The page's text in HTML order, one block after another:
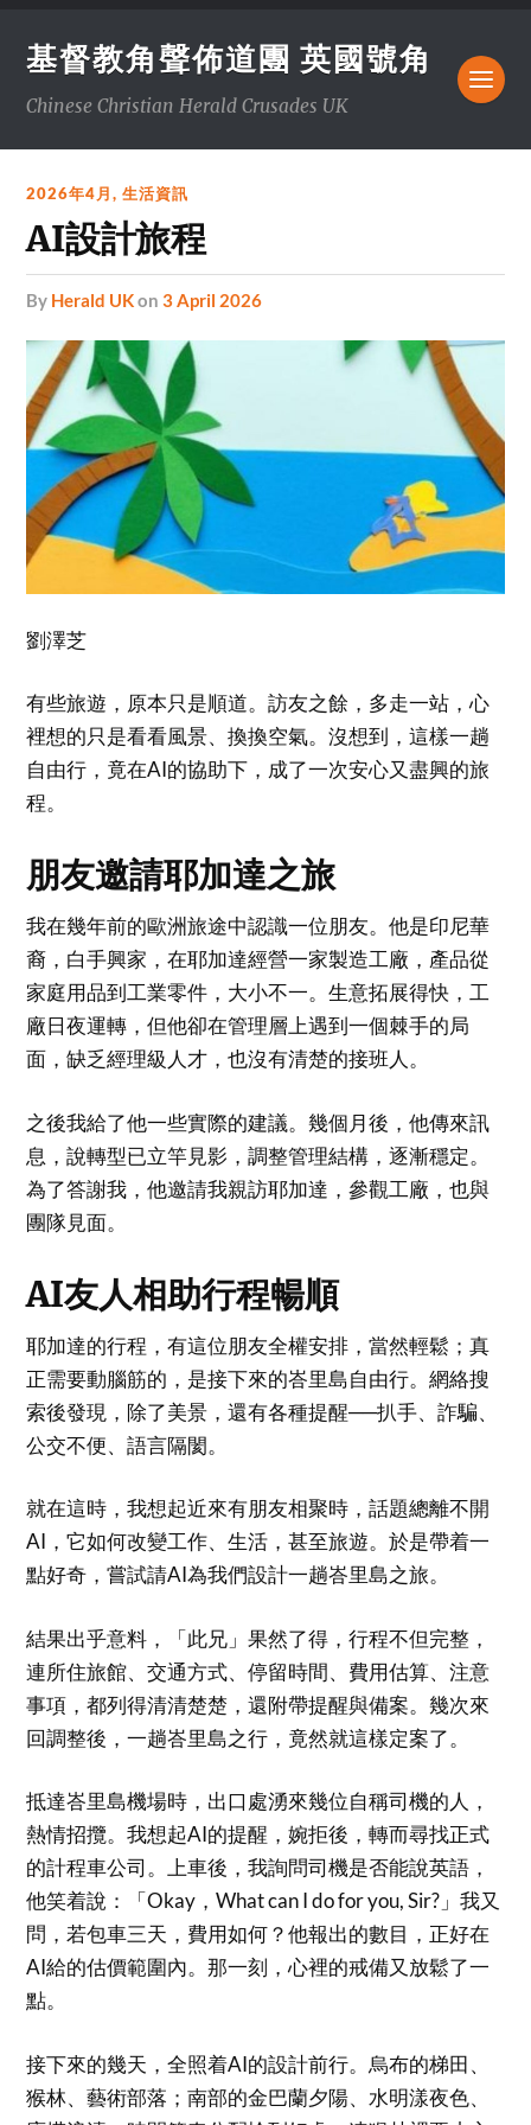
基督教角聲佈道團 英國號角
Chinese Christian Herald Crusades UK
2026年4月,生活資訊
AI設計旅程
by Herald UKon3 April 2026
劉澤芝
有些旅遊，原本只是順道。訪友之餘，多走一站，心
裡想的只是看看風景、換換空氣。沒想到，這樣一趟
自由行，竟在AI的協助下，成了一次安心又盡興的旅
程。
朋友邀請耶加達之旅
我在幾年前的歐洲旅途中認識一位朋友。他是印尼華
裔，白手興家，在耶加達經營一家製造工廠，產品從
家庭用品到工業零件，大小不一。生意拓展得快，工
廠日夜運轉，但他卻在管理層上遇到一個棘手的局
面，缺乏經理級人才，也沒有清楚的接班人。
之後我給了他一些實際的建議。幾個月後，他傳來訊
息，說轉型已立竿見影，調整管理結構，逐漸穩定。
為了答謝我，他邀請我親訪耶加達，參觀工廠，也與
團隊見面。
AI友人相助行程暢順
耶加達的行程，有這位朋友全權安排，當然輕鬆；真
正需要動腦筋的，是接下來的峇里島自由行。網絡搜
索後發現，除了美景，還有各種提醒──扒手、詐騙、
公交不便、語言隔閡。
就在這時，我想起近來有朋友相聚時，話題總離不開
AI，它如何改變工作、生活，甚至旅遊。於是帶着一
點好奇，嘗試請AI為我們設計一趟峇里島之旅。
結果出乎意料，「此兄」果然了得，行程不但完整，
連所住旅館、交通方式、停留時間、費用估算、注意
事項，都列得清清楚楚，還附帶提醒與備案。幾次來
回調整後，一趟峇里島之行，竟然就這樣定案了。
抵達峇里島機場時，出口處湧來幾位自稱司機的人，
熱情招攬。我想起AI的提醒，婉拒後，轉而尋找正式
的計程車公司。上車後，我詢問司機是否能說英語，
他笑着說：「Okay，What can I do for you, Sir?」我又
問，若包車三天，費用如何？他報出的數目，正好在
AI給的估價範圍內。那一刻，心裡的戒備又放鬆了一
點。
接下來的幾天，全照着AI的設計前行。烏布的梯田、
猴林、藝術部落；南部的金巴蘭夕陽、水明漾夜色、